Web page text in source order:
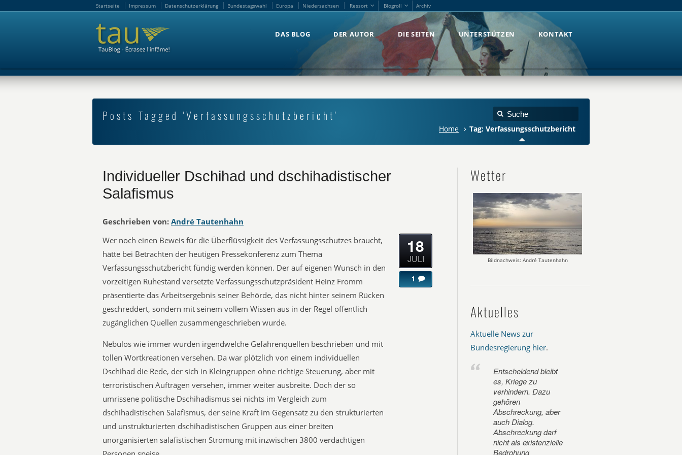
Startseite Impressum Datenschutzerklärung Bundestagswahl Europa Niedersachsen Ressort Blogroll Archiv
DAS BLOG DER AUTOR DIE SEITEN UNTERSTÜTZEN KONTAKT
Posts Tagged 'Verfassungsschutzbericht'
Home Tag: Verfassungsschutzbericht
Individueller Dschihad und dschihadistischer
Salafismus
Geschrieben von: André Tautenhahn
Wer noch einen Beweis für die Überflüssigkeit des Verfassungsschutzes braucht,
hätte bei Betrachten der heutigen Pressekonferenz zum Thema
Verfassungsschutzbericht fündig werden können. Der auf eigenen Wunsch in den
vorzeitigen Ruhestand versetzte Verfassungsschutzpräsident Heinz Fromm
präsentierte das Arbeitsergebnis seiner Behörde, das nicht hinter seinem Rücken
geschreddert, sondern mit seinem vollem Wissen aus in der Regel öffentlich
zugänglichen Quellen zusammengeschrieben wurde.
Nebulös wie immer wurden irgendwelche Gefahrenquellen beschrieben und mit
tollen Wortkreationen versehen. Da war plötzlich von einem individuellen
Dschihad die Rede, der sich in Kleingruppen ohne richtige Steuerung, aber mit
terroristischen Aufträgen versehen, immer weiter ausbreite. Doch der so
umrissene politische Dschihadismus sei nichts im Vergleich zum
dschihadistischen Salafismus, der seine Kraft im Gegensatz zu den strukturierten
und unstrukturierten dschihadistischen Gruppen aus einer breiten
unorganisierten salafistischen Strömung mit inzwischen 3800 verdächtigen
18
JULI
1
Wetter
Bildnachweis: André Tautenhahn
Aktuelles
Aktuelle News zur
Bundesregierung hier.
Entscheidend bleibt
es, Kriege zu
verhindern. Dazu
gehören
Abschreckung, aber
auch Dialog.
Abschreckung darf
nicht als existenzielle
Bedrohung
Startseite Impressum Datenschutzerklärung Bundestagswahl Europa Niedersachsen Ressort Blogroll Archiv
DAS BLOG DER AUTOR DIE SEITEN UNTERSTÜTZEN KONTAKT